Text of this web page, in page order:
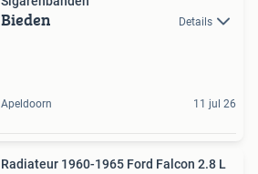
Bieden Details
Apeldoorn 11 jul 26
Radiateur 1960-1965 Ford Falcon 2.8 L